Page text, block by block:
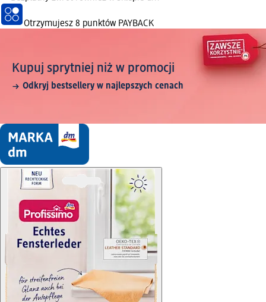
Otrzymujesz 8 punktów PAYBACK
Kupuj sprytniej niż w promocji
Odkryj bestsellery w najlepszych cenach